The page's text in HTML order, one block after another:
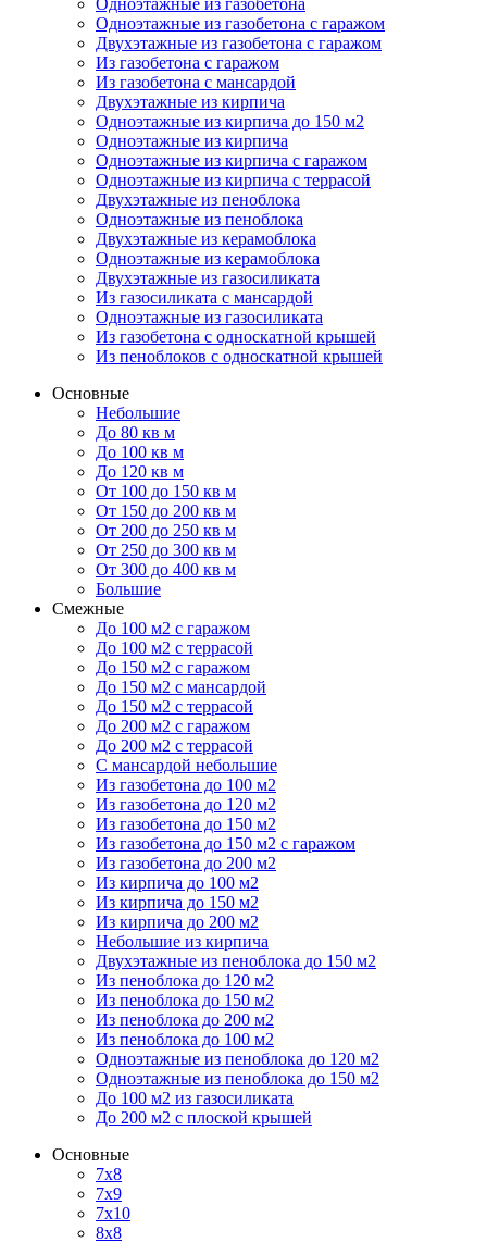
Одноэтажные из газобетона
Одноэтажные из газобетона с гаражом
Двухэтажные из газобетона с гаражом
Из газобетона с гаражом
Из газобетона с мансардой
Двухэтажные из кирпича
Одноэтажные из кирпича до 150 м2
Одноэтажные из кирпича
Одноэтажные из кирпича с гаражом
Одноэтажные из кирпича с террасой
Двухэтажные из пеноблока
Одноэтажные из пеноблока
Двухэтажные из керамоблока
Одноэтажные из керамоблока
Двухэтажные из газосиликата
Из газосиликата с мансардой
Одноэтажные из газосиликата
Из газобетона с односкатной крышей
Из пеноблоков с односкатной крышей
Основные
Небольшие
До 80 кв м
До 100 кв м
До 120 кв м
От 100 до 150 кв м
От 150 до 200 кв м
От 200 до 250 кв м
От 250 до 300 кв м
От 300 до 400 кв м
Большие
Смежные
До 100 м2 с гаражом
До 100 м2 с террасой
До 150 м2 с гаражом
До 150 м2 с мансардой
До 150 м2 с террасой
До 200 м2 с гаражом
До 200 м2 с террасой
С мансардой небольшие
Из газобетона до 100 м2
Из газобетона до 120 м2
Из газобетона до 150 м2
Из газобетона до 150 м2 с гаражом
Из газобетона до 200 м2
Из кирпича до 100 м2
Из кирпича до 150 м2
Из кирпича до 200 м2
Небольшие из кирпича
Двухэтажные из пеноблока до 150 м2
Из пеноблока до 120 м2
Из пеноблока до 150 м2
Из пеноблока до 200 м2
Из пеноблока до 100 м2
Одноэтажные из пеноблока до 120 м2
Одноэтажные из пеноблока до 150 м2
До 100 м2 из газосиликата
До 200 м2 с плоской крышей
Основные
7х8
7х9
7х10
8х8